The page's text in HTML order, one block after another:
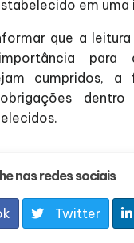
em uma
que a leitura
para
cumpridos,
nas redes sociais
Twitter